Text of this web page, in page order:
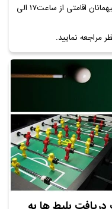
سانس فوق العاده روزهای پنچ شنبه جهت میهمانان اقامتی از ساعت17 الی
مراجعه نمایید.